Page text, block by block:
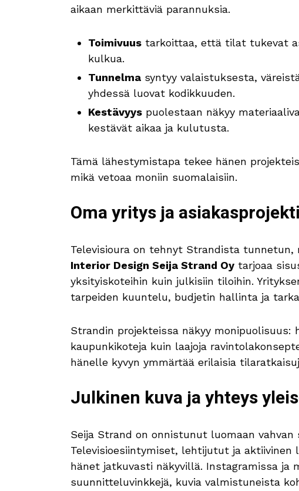
aikaan merkittäviä parannuksia.
Toimivuus tarkoittaa, että tilat tukevat
kulkua.
Tunnelma syntyy valaistuksesta,
yhdessä luovat kodikkuuden.
Kestävyys puolestaan näkyy
kestävät aikaa ja kulutusta.
Tämä lähestymistapa tekee hänen
mikä vetoaa moniin suomalaisiin.
Oma yritys ja
Televisioura on tehnyt Strandista
Interior Design Seija Strand Oy tarjoaa
yksityiskoteihin kuin julkisiin tiloihin.
tarpeiden kuuntelu, budjetin hallinta ja
Strandin projekteissa näkyy
kaupunkikoteja kuin laajoja
hänelle kyvyn ymmärtää erilaisia
Julkinen kuva ja yhteys
Seija Strand on onnistunut luomaan vahvan
Televisioesiintymiset, lehtijutut ja aktiivinen
hänet jatkuvasti näkyvillä. Instagramissa ja
suunnitteluvinkkejä, kuvia valmistuneista